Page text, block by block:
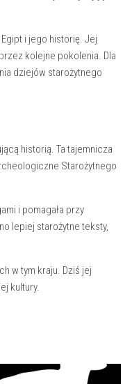
Egipt i jego historię. Jej
kolejne pokolenia. Dla
dziejów starożytnego
historią. Ta tajemnicza
Starożytnego
i pomagała przy
lepiej starożytne teksty,
w tym kraju. Dziś jej
kultury.